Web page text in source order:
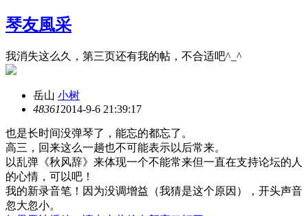
琴友風采
我消失这么久，第三页还有我的帖，不合适吧^_^
岳山 小树
483612014-9-6 21:39:17
也是长时间没弹琴了，能忘的都忘了。
高三，回来这么一趟也不可能表示以后常来。
以乱弹《秋风辞》来体现一个不能常来但一直在支持论坛的人
的心情，可以吧！
我的新录音笔！因为没调增益（我猜是这个原因），开头声音
忽大忽小。